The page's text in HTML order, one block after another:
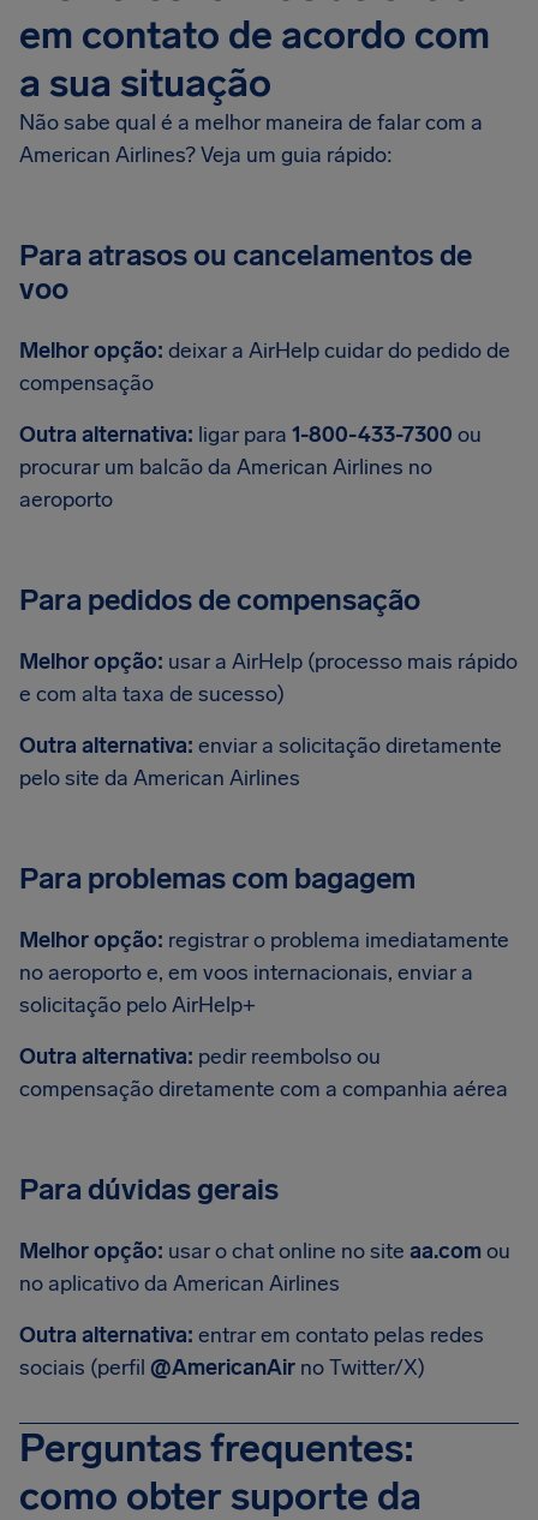
em contato de acordo com
a sua situação
Não sabe qual é a melhor maneira de falar com a
American Airlines? Veja um guia rápido:
Para atrasos ou cancelamentos de
voo
Melhor opção: deixar a AirHelp cuidar do pedido de
compensação
Outra alternativa: ligar para 1-800-433-7300 ou
procurar um balcão da American Airlines no
aeroporto
Para pedidos de compensação
Melhor opção: usar a AirHelp (processo mais rápido
e com alta taxa de sucesso)
Outra alternativa: enviar a solicitação diretamente
pelo site da American Airlines
Para problemas com bagagem
Melhor opção: registrar o problema imediatamente
no aeroporto e, em voos internacionais, enviar a
solicitação pelo AirHelp+
Outra alternativa: pedir reembolso ou
compensação diretamente com a companhia aérea
Para dúvidas gerais
Melhor opção: usar o chat online no site aa.comou
no aplicativo da American Airlines
Outra alternativa: entrar em contato pelas redes
sociais (perfil @AmericanAir no Twitter/X)
Perguntas frequentes:
como obter suporte da